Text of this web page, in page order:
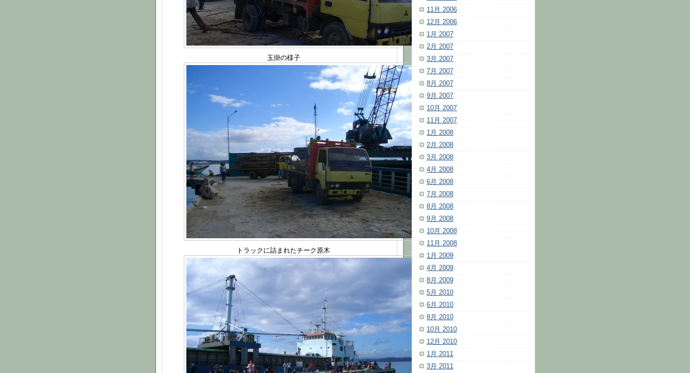
玉掛の様子
トラックに詰まれたチーク原木
11月 2006
12月 2006
1月 2007
2月 2007
3月 2007
7月 2007
8月 2007
9月 2007
10月 2007
11月 2007
1月 2008
2月 2008
3月 2008
4月 2008
6月 2008
7月 2008
8月 2008
9月 2008
10月 2008
11月 2008
1月 2009
4月 2009
8月 2009
5月 2010
6月 2010
8月 2010
10月 2010
12月 2010
1月 2011
3月 2011